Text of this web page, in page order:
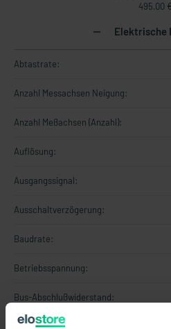
495,00 €
Elektrische
Abtastrate:
Anzahl Messachsen Neigung:
Anzahl Meßachsen (Anzahl):
Auflösung:
Ausgangssignal:
Ausschaltverzögerung:
Baudrate:
Betriebsspannung:
Bus-Abschlußwiderstand: